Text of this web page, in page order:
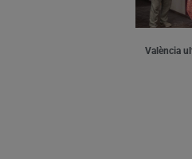
València